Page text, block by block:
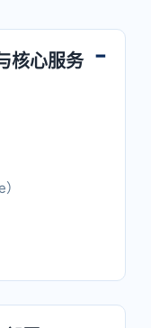
核心服务